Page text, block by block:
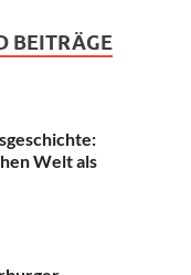
BEITRÄGE
Welt als